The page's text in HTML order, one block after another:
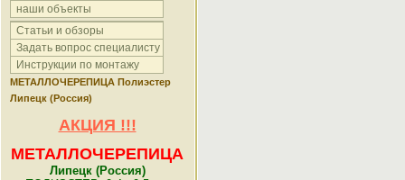
наши объекты
Статьи и обзоры
Задать вопрос специалисту
Инструкции по монтажу
МЕТАЛЛОЧЕРЕПИЦА Полиэстер
Липецк (Россия)
АКЦИЯ !!!
МЕТАЛЛОЧЕРЕПИЦА
Липецк (Россия)